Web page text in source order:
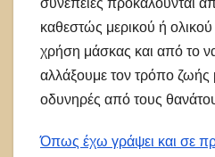
συνέπειες προκαλούνται
καθεστώς μερικού ή
χρήση μάσκας και από το
αλλάξουμε τον τρόπο ζωής
οδυνηρές από τους
Όπως έχω γράψει και σε